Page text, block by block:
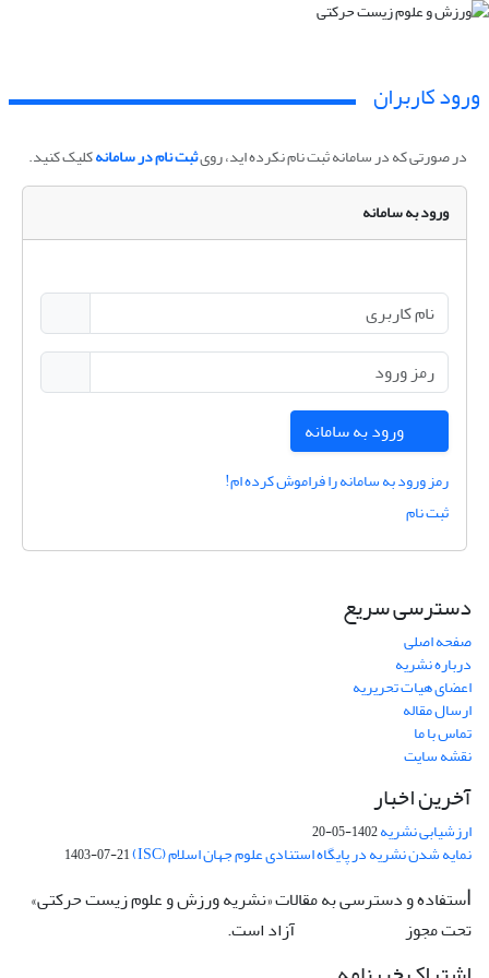
ورود کاربران
در صورتی که در سامانه ثبت نام نکرده اید، رویثبت نام در سامانهکلیک کنید.
ورود به سامانه
ورود به سامانه
رمز ورود به سامانه را فراموش کرده ام!
ثبت نام
دسترسی سریع
صفحه اصلی
درباره نشریه
اعضای هیات تحریریه
ارسال مقاله
تماس با ما
نقشه سایت
آخرین اخبار
ارزشیابی نشریه1402-05-20
نمایه شدن نشریه در پایگاه استنادی علوم جهان اسلام (ISC) 1403-07-21
ستفاده و دسترسی به مقالات «نشریه ورزش و علوم زیست حرکتی»
تحت مجوز
آزاد است.